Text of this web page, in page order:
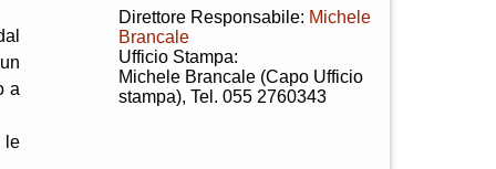
a
le
Direttore Responsabile: Michele
Brancale
Ufficio Stampa:
Michele Brancale (Capo Ufficio
stampa), Tel. 055 2760343